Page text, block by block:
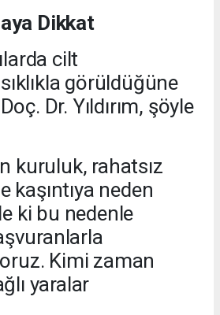
Dikkat
cilt
görüldüğüne
Dr. Yıldırım, şöyle
kuruluk, rahatsız
kaşıntıya neden
ki bu nedenle
Kimi zaman
yaralar